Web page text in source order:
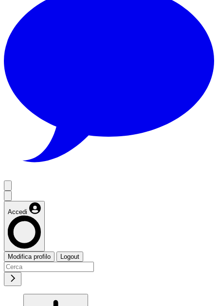
Accedi
Modifica profilo Logout